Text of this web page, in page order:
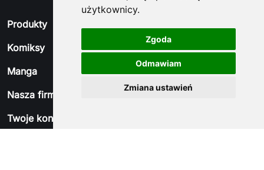
użytkownicy.
Zgoda
Odmawiam
Zmiana ustawień
Produkty
Komiksy
Manga
Nasza firma
Twoje konto